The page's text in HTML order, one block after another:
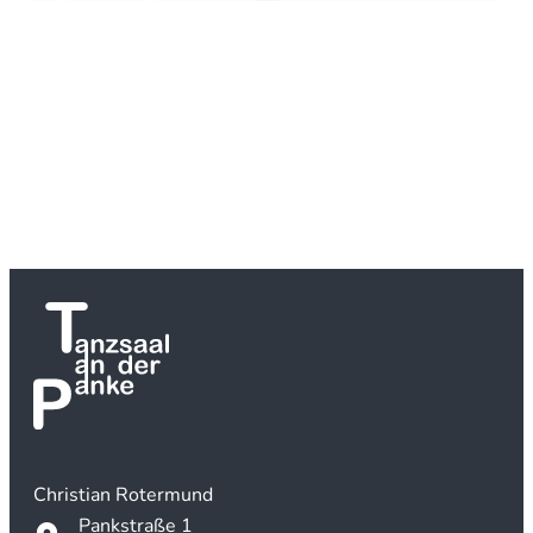
Christian Rotermund
Pankstraße 1